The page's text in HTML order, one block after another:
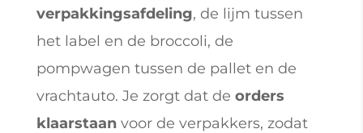
verpakkingsafdeling, de lijm tussen
het label en de broccoli, de
pompwagen tussen de pallet en de
vrachtauto. Je zorgt dat de orders
klaarstaanvoor de verpakkers, zodat